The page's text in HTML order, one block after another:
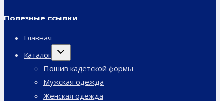
Полезные ссылки
Главная
Каталог
Переключить
дочернее
Пошив кадетской формы
Мужская одежда
Женская одежда